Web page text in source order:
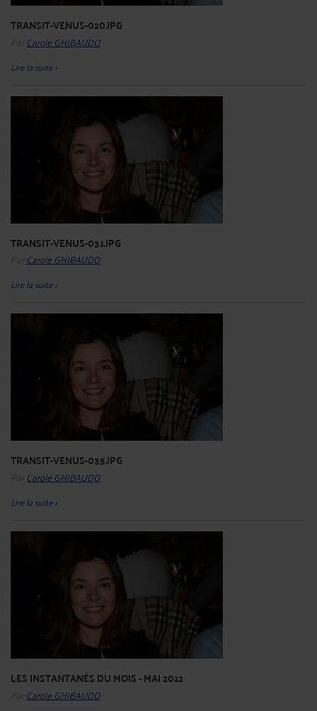
TRANSIT-VENUS-020.JPG
Par Carole GHIBAUDO
Lire la suite >
TRANSIT-VENUS-031.JPG
Par Carole GHIBAUDO
Lire la suite >
TRANSIT-VENUS-035.JPG
Par Carole GHIBAUDO
Lire la suite >
LES INSTANTANÉS DU MOIS - MAI 2012
Par Carole GHIBAUDO